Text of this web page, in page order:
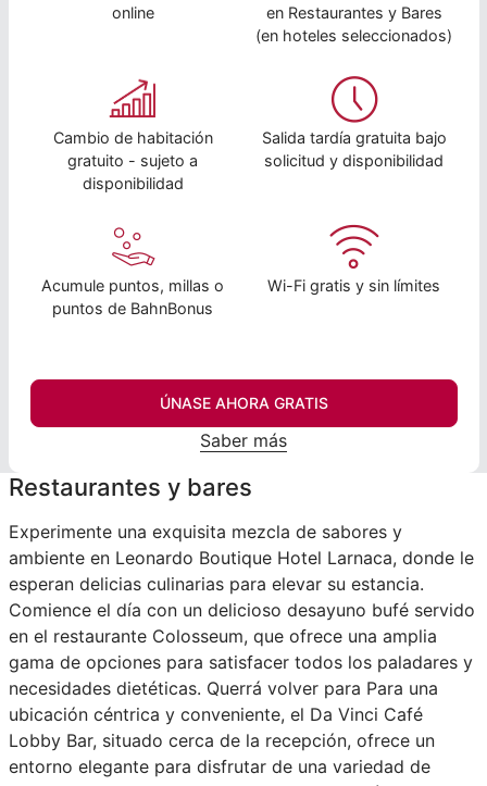
online
en Restaurantes y Bares
(en hoteles seleccionados)
Cambio de habitación
gratuito - sujeto a
disponibilidad
Salida tardía gratuita bajo
solicitud y disponibilidad
Acumule puntos, millas o
puntos de BahnBonus
Wi-Fi gratis y sin límites
ÚNASE AHORA GRATIS
Saber más
Restaurantes y bares
Experimente una exquisita mezcla de sabores y
ambiente en Leonardo Boutique Hotel Larnaca, donde le
esperan delicias culinarias para elevar su estancia.
Comience el día con un delicioso desayuno bufé servido
en el restaurante Colosseum, que ofrece una amplia
gama de opciones para satisfacer todos los paladares y
necesidades dietéticas. Querrá volver para Para una
ubicación céntrica y conveniente, el Da Vinci Café
Lobby Bar, situado cerca de la recepción, ofrece un
entorno elegante para disfrutar de una variedad de